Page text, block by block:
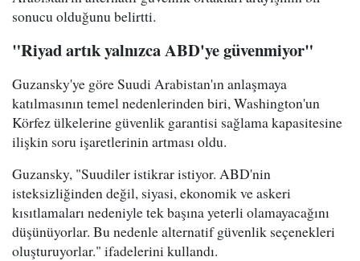
sonucu olduğunu belirtti.
"Riyad artık yalnızca ABD'ye güvenmiyor"
Guzansky'ye göre Suudi Arabistan'ın anlaşmaya
katılmasının temel nedenlerinden biri, Washington'un
Körfez ülkelerine güvenlik garantisi sağlama kapasitesine
ilişkin soru işaretlerinin artması oldu.
Guzansky, "Suudiler istikrar istiyor. ABD'nin
isteksizliğinden değil, siyasi, ekonomik ve askeri
kısıtlamaları nedeniyle tek başına yeterli olamayacağını
düşünüyorlar. Bu nedenle alternatif güvenlik seçenekleri
oluşturuyorlar." ifadelerini kullandı.